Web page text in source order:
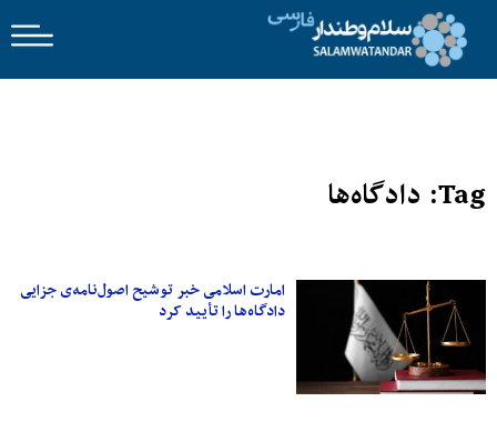
Tag: دادگاه‌ها
امارت اسلامی خبر توشیح اصول‌نامه‌ی جزایی
دادگاه‌ها را تأیید کرد